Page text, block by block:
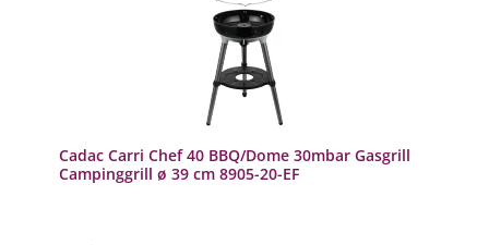
Cadac Carri Chef 40 BBQ/Dome 30mbar Gasgrill
Campinggrill ø 39 cm 8905-20-EF